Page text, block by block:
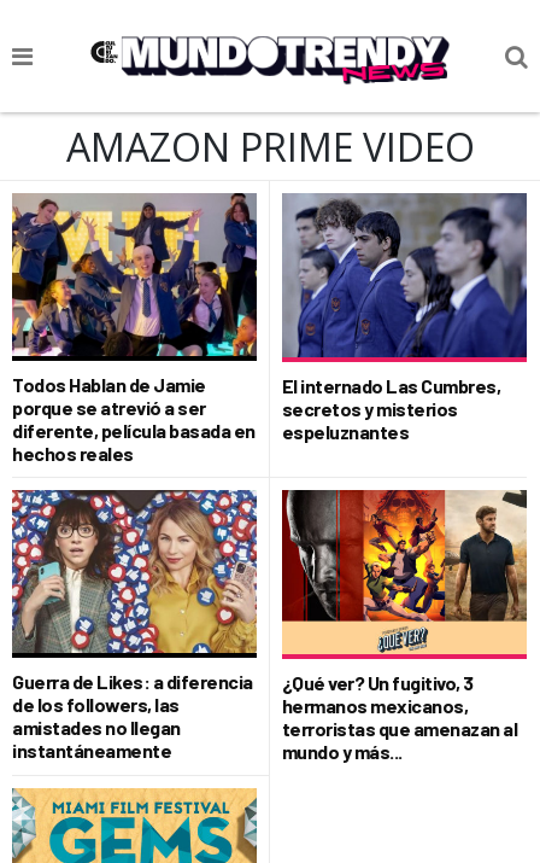
NOTICIAS
CIENCIA Y TECNOLOGÍA
VIDA
SOCIEDAD
CULTURIZANDO.COM
AMAZON PRIME VIDEO
Todos Hablan de Jamie
porque se atrevió a ser
diferente, película basada en
hechos reales
El internado Las Cumbres,
secretos y misterios
espeluznantes
Guerra de Likes: a diferencia
de los followers, las
amistades no llegan
instantáneamente
¿Qué ver? Un fugitivo, 3
hermanos mexicanos,
terroristas que amenazan al
mundo y más...